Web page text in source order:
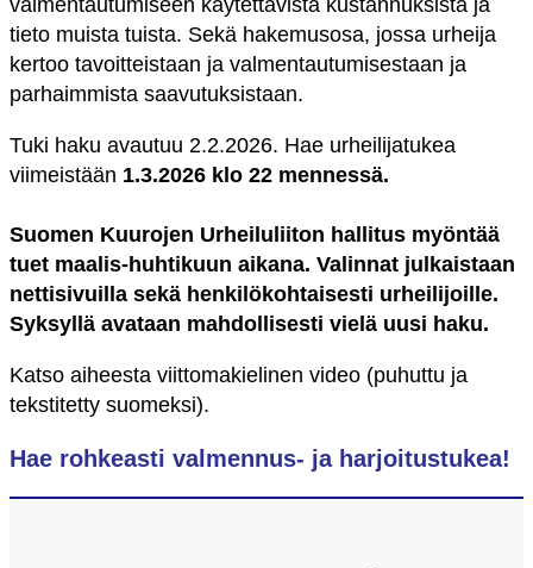
valmentautumiseen käytettävistä kustannuksista ja
tieto muista tuista. Sekä hakemusosa, jossa urheija
kertoo tavoitteistaan ja valmentautumisestaan ja
parhaimmista saavutuksistaan.
Tuki haku avautuu 2.2.2026. Hae urheilijatukea
viimeistään 1.3.2026 klo 22 mennessä.
Suomen Kuurojen Urheiluliiton hallitus myöntää
tuet maalis-huhtikuun aikana. Valinnat julkaistaan
nettisivuilla sekä henkilökohtaisesti urheilijoille.
Syksyllä avataan mahdollisesti vielä uusi haku.
Katso aiheesta viittomakielinen video (puhuttu ja
tekstitetty suomeksi).
Hae rohkeasti valmennus- ja harjoitustukea!